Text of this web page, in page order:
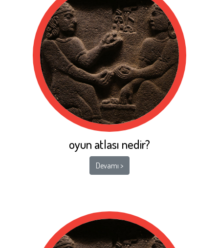
oyun atlası nedir?
Devamı >